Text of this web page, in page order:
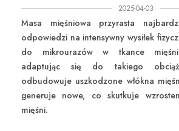
2025-04-03
Masa mięśniowa przyrasta
odpowiedzi na intensywny wysiłek
do mikrourazów w tkance
adaptując się do takiego
odbudowuje uszkodzone włókna
generuje nowe, co skutkuje
mięśni.